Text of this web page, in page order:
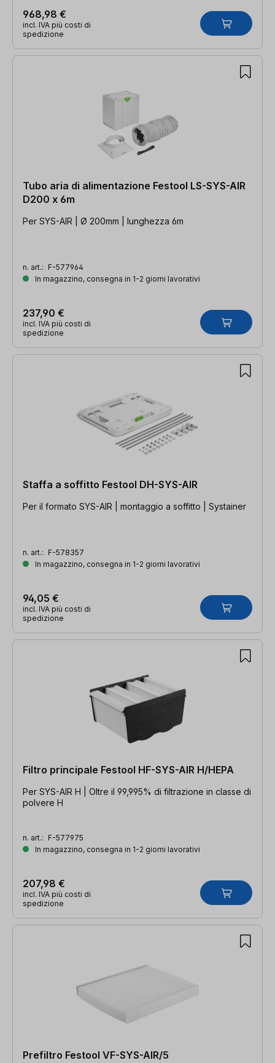
968,98 €
incl. IVA più costi di
spedizione
Tubo aria di alimentazione Festool LS-SYS-AIR
D200 x 6m
Per SYS-AIR | Ø 200mm | lunghezza 6m
n. art.: F-577964
In magazzino, consegna in 1-2 giorni lavorativi
237,90 €
incl. IVA più costi di
spedizione
Staffa a soffitto Festool DH-SYS-AIR
Per il formato SYS-AIR | montaggio a soffitto | Systainer
n. art.: F-578357
In magazzino, consegna in 1-2 giorni lavorativi
94,05 €
incl. IVA più costi di
spedizione
Filtro principale Festool HF-SYS-AIR H/HEPA
Per SYS-AIR H | Oltre il 99,995% di filtrazione in classe di
polvere H
n. art.: F-577975
In magazzino, consegna in 1-2 giorni lavorativi
207,98 €
incl. IVA più costi di
spedizione
Prefiltro Festool VF-SYS-AIR/5